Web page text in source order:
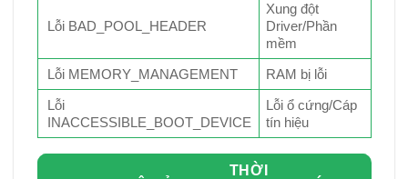
Lỗi BAD_POOL_HEADER
Xung đột
Driver/Phần
mềm
Lỗi MEMORY_MANAGEMENT
RAM bị lỗi
Lỗi
INACCESSIBLE_BOOT_DEVICE
Lỗi ổ cứng/Cáp
tín hiệu
THỜI